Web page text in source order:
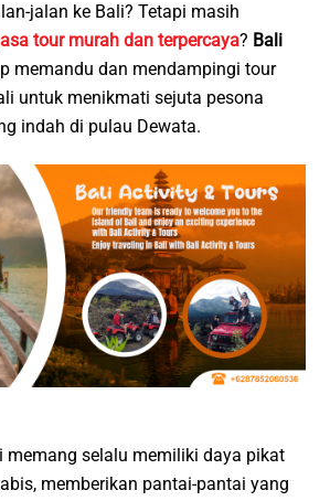
jalan ke Bali? Tetapi masih
tour murah dan terpercaya? Bali
memandu dan mendampingi tour
untuk menikmati sejuta pesona
indah di pulau Dewata.
memang selalu memiliki daya pikat
memberikan pantai-pantai yang